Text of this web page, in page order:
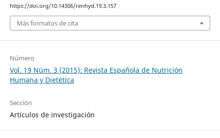
https://doi.org/10.14306/renhyd.19.3.157
Más formatos de cita
Número
Vol. 19 Núm. 3 (2015): Revista Española de Nutrición
Humana y Dietética
Sección
Artículos de investigación